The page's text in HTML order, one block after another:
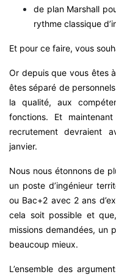
de plan Marshall
rythme classique
Et pour ce faire, vous
Or depuis que vous êtes
êtes séparé de
la qualité, aux
fonctions. Et
recrutement devraient
janvier.
Nous nous étonnons de
un poste d’ingénieur
ou Bac+2 avec 2 ans
cela soit possible et
missions demandées, un
beaucoup mieux.
L’ensemble des